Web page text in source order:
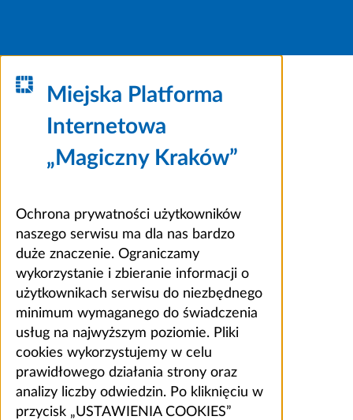
Miejska Platforma
Internetowa
„Magiczny Kraków”
Ochrona prywatności użytkowników
naszego serwisu ma dla nas bardzo
duże znaczenie. Ograniczamy
wykorzystanie i zbieranie informacji o
użytkownikach serwisu do niezbędnego
minimum wymaganego do świadczenia
usług na najwyższym poziomie. Pliki
cookies wykorzystujemy w celu
prawidłowego działania strony oraz
analizy liczby odwiedzin. Po kliknięciu w
przycisk „USTAWIENIA COOKIES”